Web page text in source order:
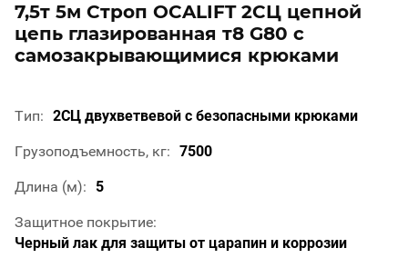
7,5т 5м Строп OCALIFT 2СЦ цепной
цепь глазированная т8 G80 с
самозакрывающимися крюками
Тип 2СЦ двухветвевой с безопасными крюками
Грузоподъемность, кг 7500
Длина (м) 5
Защитное покрытие
Черный лак для защиты от царапин и коррозии